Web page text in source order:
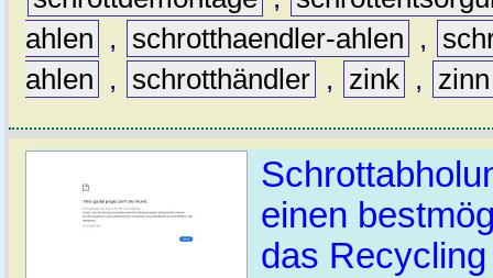
ahlen
, schrotthaendler-ahlen ,
ahlen
, schrotthändler , zink , zinn
einen
das Recycling